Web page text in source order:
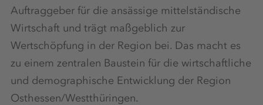
Auftraggeber für die ansässige mittelständische
Wirtschaft und trägt maßgeblich zur
Wertschöpfung in der Region bei. Das macht es
zu einem zentralen Baustein für die wirtschaftliche
und demographische Entwicklung der Region
Osthessen/Westthüringen.